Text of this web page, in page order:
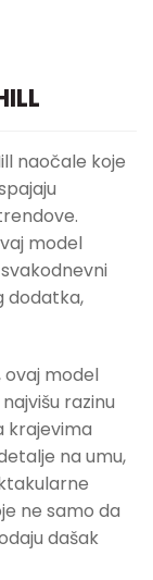
naočale koje
model
dodatka,
model
razinu
krajevima
na umu,
ne samo da
dašak